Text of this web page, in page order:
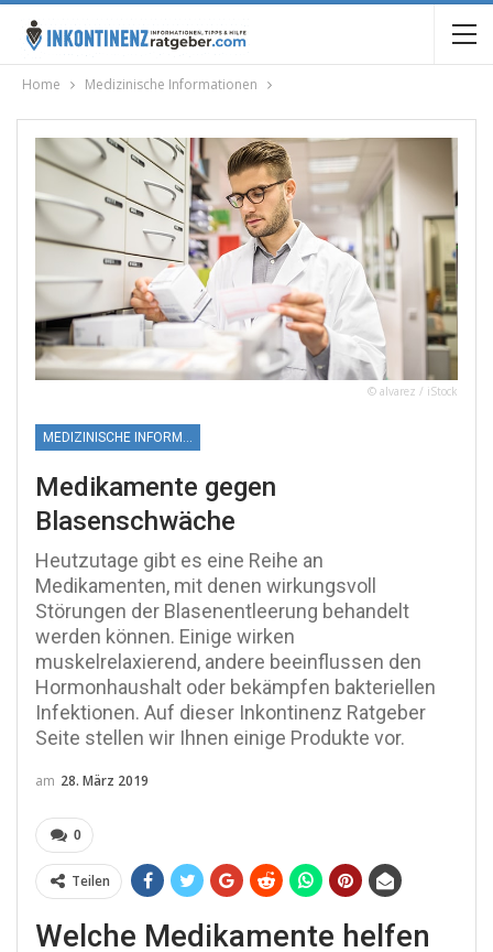
Home Medizinische Informationen
© alvarez / iStock
MEDIZINISCHE INFORMATIONEN
Medikamente gegen
Blasenschwäche
Heutzutage gibt es eine Reihe an
Medikamenten, mit denen wirkungsvoll
Störungen der Blasenentleerung behandelt
werden können. Einige wirken
muskelrelaxierend, andere beeinflussen den
Hormonhaushalt oder bekämpfen bakteriellen
Infektionen. Auf dieser Inkontinenz Ratgeber
Seite stellen wir Ihnen einige Produkte vor.
am 28. März 2019
0
Teilen
Welche Medikamente helfen